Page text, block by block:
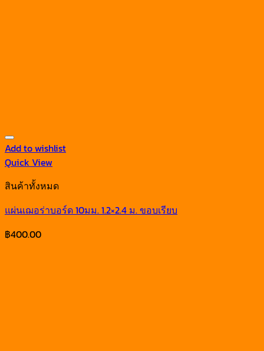
Add to wishlist
Quick View
สินค้าทั้งหมด
แผ่นเฌอร่าบอร์ด 10มม. 1.2×2.4 ม. ขอบเรียบ
฿400.00